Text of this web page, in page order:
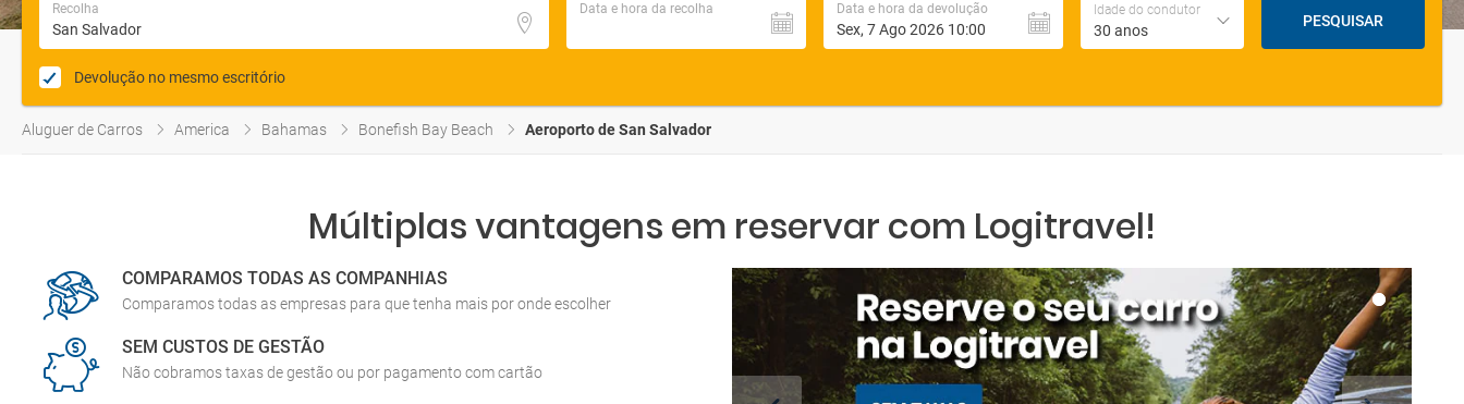
Recolha Data e hora da recolha Data e hora da devolução Idade do condutor
30 anos
PESQUISAR
Devolução no mesmo escritório
Aluguer de Carros America Bahamas Bonefish Bay Beach Aeroporto de San Salvador
Múltiplas vantagens em reservar com Logitravel!
COMPARAMOS TODAS AS COMPANHIAS
Comparamos todas as empresas para que tenha mais por onde escolher
SEM CUSTOS DE GESTÃO
Não cobramos taxas de gestão ou por pagamento com cartão